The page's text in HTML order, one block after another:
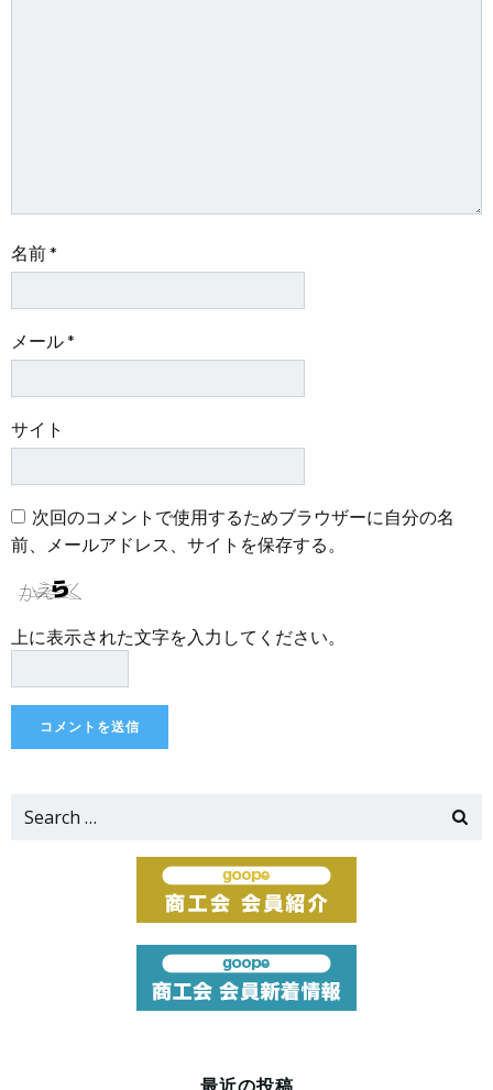
名前*
メール*
サイト
次回のコメントで使用するためブラウザーに自分の名
前、メールアドレス、サイトを保存する。
上に表示された文字を入力してください。
Search